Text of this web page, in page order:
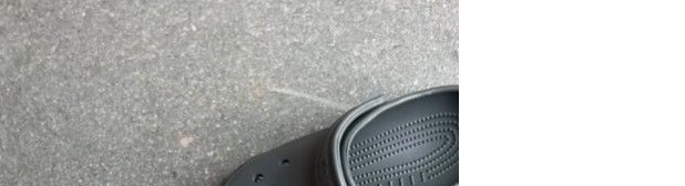
분만 뛰고 슈팅 0개
단식…'전례 없는 특급대우'
본 폭염 저감시설 '온도차'
차량폭탄 폭발 사건
대로 비공식 데뷔전
티 상대로 비공식 데뷔전